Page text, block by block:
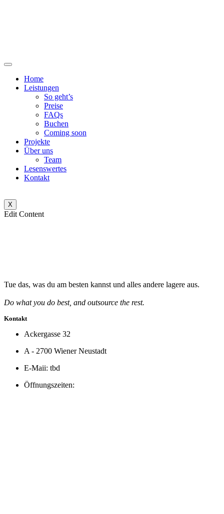
Home
Leistungen
So geht’s
Preise
FAQs
Buchen
Coming soon
Projekte
Über uns
Team
Lesenswertes
Kontakt
X
Edit Content
Tue das, was du am besten kannst und alles andere lagere aus.
Do what you do best, and outsource the rest.
Kontakt
Ackergasse 32
A - 2700 Wiener Neustadt
E-Maii: tbd
Öffnungszeiten: